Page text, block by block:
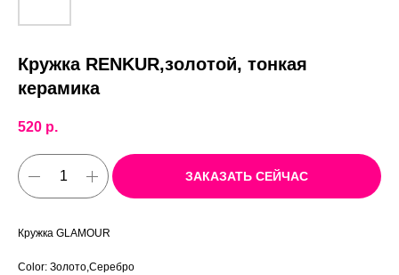
Кружка RENKUR,золотой, тонкая
керамика
520 р.
ЗАКАЗАТЬ СЕЙЧАС
Кружка GLAMOUR
Color: Золото,Серебро